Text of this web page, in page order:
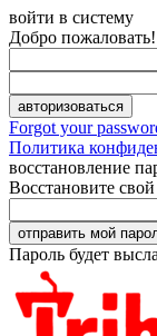
войти в систему
Добро
Forgot your
Политика
восстановление
Восстановите
Пароль будет